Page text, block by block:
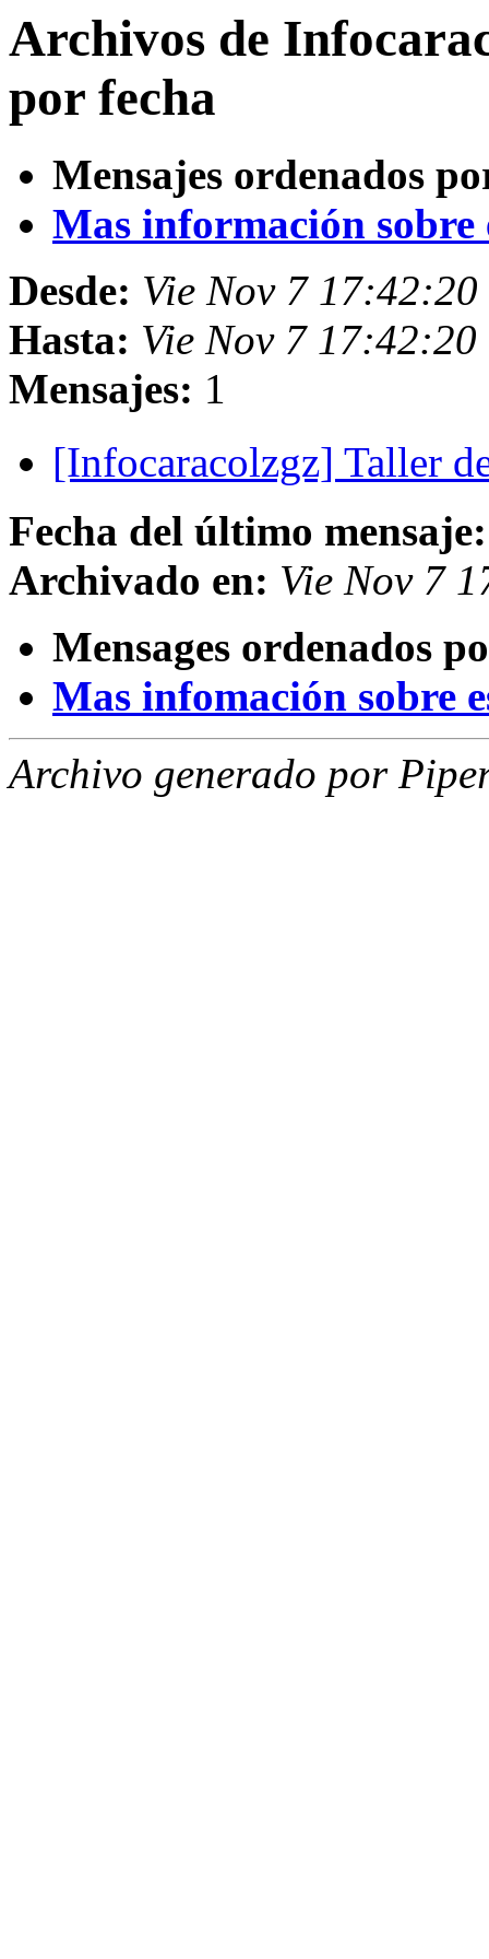
Archivos de
por fecha
Mensajes ordenados
Mas información sobre
Desde: Vie Nov 7
Hasta: Vie Nov 7
Mensajes: 1
[Infocaracolzgz] Taller
Fecha del último mensaje:
Archivado en: Vie Nov 7
Mensages ordenados
Mas infomación sobre
Archivo generado por